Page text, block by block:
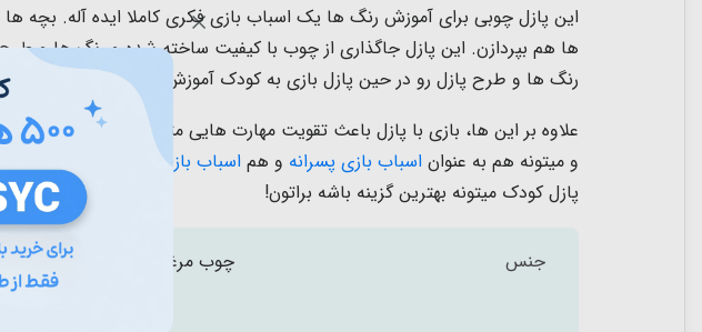
این پازل چوبی برای آموزش رنگ ها یک اسباب بازی فکری کاملا ایده آله. بچه
ها هم بپردازن. این پازل جاگذاری از چوب با کیفیت ساخته شده و رنگ ها و
رنگ ها و طرح پازل رو در حین پازل بازی به کودک آموزش بدین. اینطوری هم
و میتونه هم به عنوان اسباب بازی پسرانه و هم اسباب بازی دخترانه
یک هدیه
پازل کودک میتونه بهترین گزینه باشه براتون!
جنس چوب مرغوب